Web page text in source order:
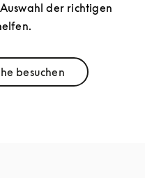
der richtigen
besuchen
Opens in New Tab